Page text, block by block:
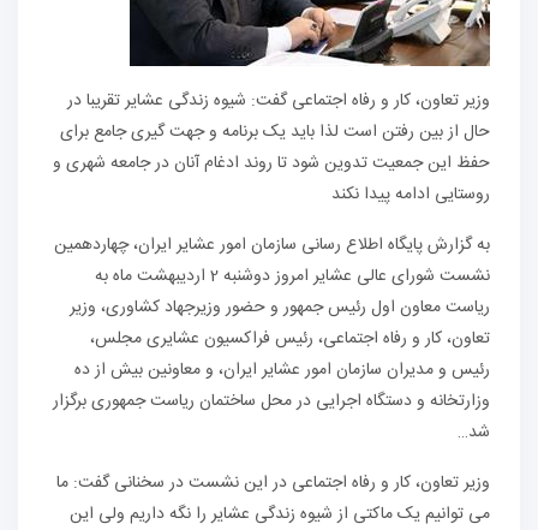
وزیر تعاون، کار و رفاه اجتماعی گفت: شیوه زندگی عشایر تقریبا در
حال از بین رفتن است لذا باید یک برنامه و جهت گیری جامع برای
حفظ این جمعیت تدوین شود تا روند ادغام آنان در جامعه شهری و
روستایی ادامه پیدا نکند
به گزارش پایگاه اطلاع رسانی سازمان امور عشایر ایران، چهاردهمین
نشست شورای عالی عشایر امروز دوشنبه 2 اردیبهشت ماه به
ریاست معاون اول رئیس جمهور و حضور وزیرجهاد کشاوری، وزیر
تعاون، کار و رفاه اجتماعی، رئیس فراکسیون عشایری مجلس،
رئیس و مدیران سازمان امور عشایر ایران، و معاونین بیش از ده
وزارتخانه و دستگاه اجرایی در محل ساختمان ریاست جمهوری برگزار
شد…
وزیر تعاون، کار و رفاه اجتماعی در این نشست در سخنانی گفت: ما
می توانیم یک ماکتی از شیوه زندگی عشایر را نگه داریم ولی این